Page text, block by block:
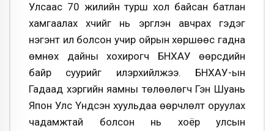
Улсаас 70 жилийн турш хол байсан батлан
хамгаалах хүчийг нь эргүүлэн авчрах гэдэг
нэгэнт ил болсон учир ойрын хөршөөс гадна
өмнөх дайны хохирогч БНХАУ өөрсдийн
байр суурийг илэрхийлжээ. БНХАУ-ын
Гадаад хэргийн яамны төлөөлөгч Гэн Шуань
Япон Улс Үндсэн хуульдаа өөрчлөлт оруулах
чадамжтай болсон нь хоёр улсын